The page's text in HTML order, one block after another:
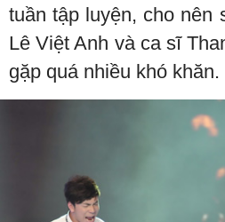
tuần tập luyện, cho nên
Lê Việt Anh và ca sĩ
gặp quá nhiều khó khăn.